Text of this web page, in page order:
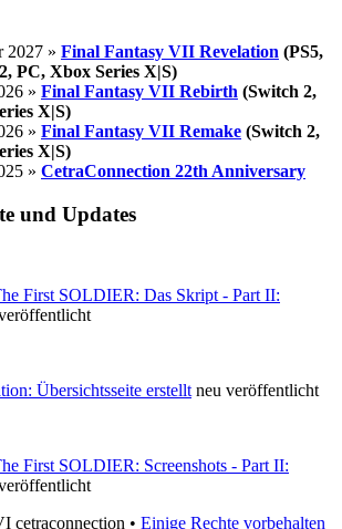
2027 » Final Fantasy VII Revelation (PS5,
PC, Xbox Series X|S)
» Final Fantasy VII Rebirth (Switch 2,
X|S)
» Final Fantasy VII Remake (Switch 2,
X|S)
» CetraConnection 22th Anniversary
und Updates
First SOLDIER: Das Skript - Part II:
Übersichtsseite erstellt neu veröffentlicht
First SOLDIER: Screenshots - Part II:
• Einige Rechte vorbehalten